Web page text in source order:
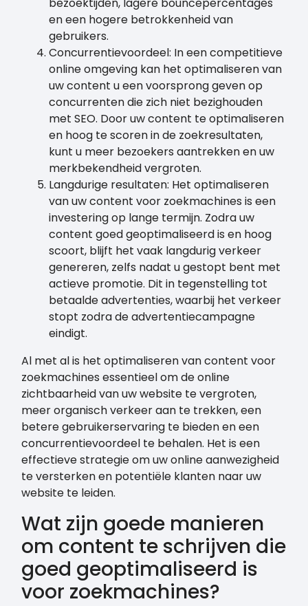
en een hogere betrokkenheid van
gebruikers.
Concurrentievoordeel: In een competitieve
online omgeving kan het optimaliseren van
uw content u een voorsprong geven op
concurrenten die zich niet bezighouden
met SEO. Door uw content te optimaliseren
en hoog te scoren in de zoekresultaten,
kunt u meer bezoekers aantrekken en uw
merkbekendheid vergroten.
Langdurige resultaten: Het optimaliseren
van uw content voor zoekmachines is een
investering op lange termijn. Zodra uw
content goed geoptimaliseerd is en hoog
scoort, blijft het vaak langdurig verkeer
genereren, zelfs nadat u gestopt bent met
actieve promotie. Dit in tegenstelling tot
betaalde advertenties, waarbij het verkeer
stopt zodra de advertentiecampagne
eindigt.
Al met al is het optimaliseren van content voor
zoekmachines essentieel om de online
zichtbaarheid van uw website te vergroten,
meer organisch verkeer aan te trekken, een
betere gebruikerservaring te bieden en een
concurrentievoordeel te behalen. Het is een
effectieve strategie om uw online aanwezigheid
te versterken en potentiële klanten naar uw
website te leiden.
Wat zijn goede manieren
om content te schrijven die
goed geoptimaliseerd is
voor zoekmachines?